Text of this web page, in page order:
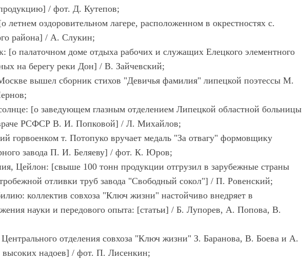
/ фот. Д. Кутепов;
оздоровительном лагере, расположенном в окрестностях с.
района] / А. Слукин;
[о палаточном доме отдыха рабочих и служащих Елецкого элементного
на берегу реки Дон] / В. Зайчевский;
вышел сборник стихов "Девичья фамилия" липецкой поэтессы М.
[о заведующем глазным отделением Липецкой областной больницы
РСФСР В. И. Попковой] / Л. Михайлов;
горвоенком т. Потопуко вручает медаль "За отвагу" формовщику
завода П. И. Беляеву] / фот. К. Юров;
Цейлон: [свыше 100 тонн продукции отгрузил в зарубежные страны
отливки труб завода "Свободный сокол"] / П. Ровенский;
коллектив совхоза "Ключ жизни" настойчиво внедряет в
науки и передового опыта: [статьи] / Б. Лупорев, А. Попова, В.
отделения совхоза "Ключ жизни" З. Баранова, В. Боева и А.
высоких надоев] / фот. П. Лисенкин;